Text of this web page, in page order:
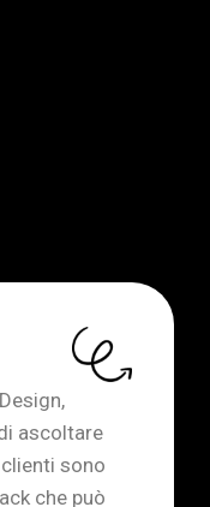
ascoltare
sono
che può